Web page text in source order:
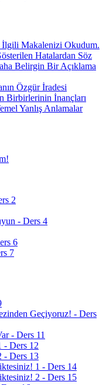
Makalenizi Okudum.
Hatalardan Söz
Belirgin Bir Açıklama
Özgür İradesi
Birbirlerinin İnançları
Yanlış Anlamalar
2
- Ders 4
6
7
Geçiyoruz! - Ders
- Ders 11
- Ders 12
- Ders 13
1 - Ders 14
2 - Ders 15